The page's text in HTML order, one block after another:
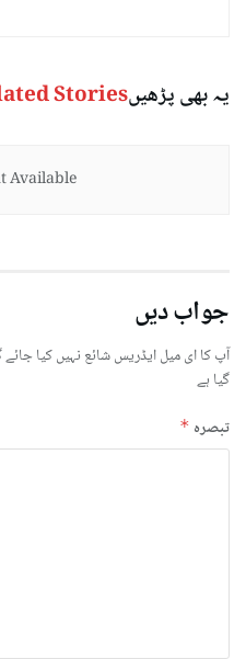
یہ بھی پڑھیںStories
Available
جواب دیں
آپ کا ای میل ایڈریس شائع نہیں کیا جائے
گیا ہے
تبصرہ *